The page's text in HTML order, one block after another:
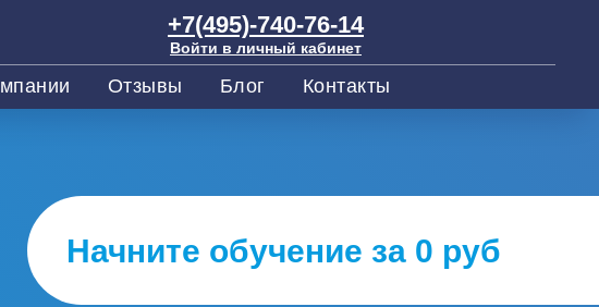
+7(495)-740-76-14
Войти в личный кабинет
Отзывы Блог Контакты
Начните обучение за 0 руб